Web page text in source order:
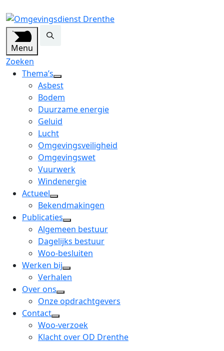
Menu
Zoeken
Thema’s
open
dropdown
menu
Asbest
Bodem
Duurzame energie
Geluid
Lucht
Omgevingsveiligheid
Omgevingswet
Vuurwerk
Windenergie
Actueel
open
dropdown
menu
Bekendmakingen
Publicaties
open
dropdown
menu
Algemeen bestuur
Dagelijks bestuur
Woo-besluiten
Werken bij
open
menu
Verhalen
Over ons
open
dropdown
menu
Onze opdrachtgevers
Contact
open
dropdown
Woo-verzoek
Klacht over OD Drenthe